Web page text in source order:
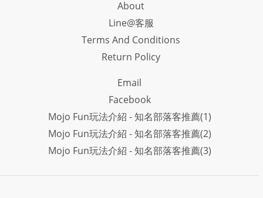
About
Line@客服
Terms And Conditions
Return Policy
Email
Facebook
Mojo Fun玩法介紹 - 知名部落客推薦(1)
Mojo Fun玩法介紹 - 知名部落客推薦(2)
Mojo Fun玩法介紹 - 知名部落客推薦(3)